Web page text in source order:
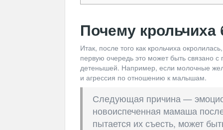
Почему крольчиха
Итак, после того как крольчиха
первую очередь это может быть связано
детенышей. Например, если молочные
и агрессия по отношению к малышам.
Следующая причина —
новоиспеченная мамаша
пытается их съесть, может